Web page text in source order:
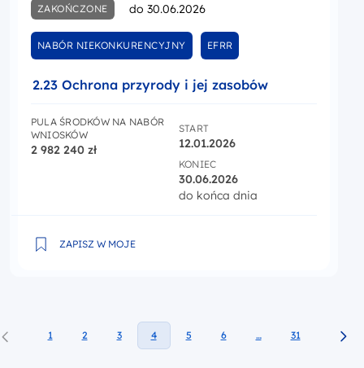
ZAKOŃCZONE do 30.06.2026
NABÓR NIEKONKURENCYJNY EFRR
2.23 Ochrona przyrody i jej zasobów
PULA ŚRODKÓW NA NABÓR
WNIOSKÓW
2 982 240 zł
START
12.01.2026
KONIEC
30.06.2026
do końca dnia
ZAPISZ W MOJE
2.23 Ochrona przyrody i jej zasobów
1 2 3 4 5 6 … 31